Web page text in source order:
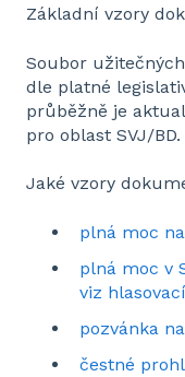
Základní vzory
Soubor
dle platné
průběžně je
pro oblast SVJ/BD.
Jaké vzory
plná moc
plná moc v
viz
pozvánka
čestné